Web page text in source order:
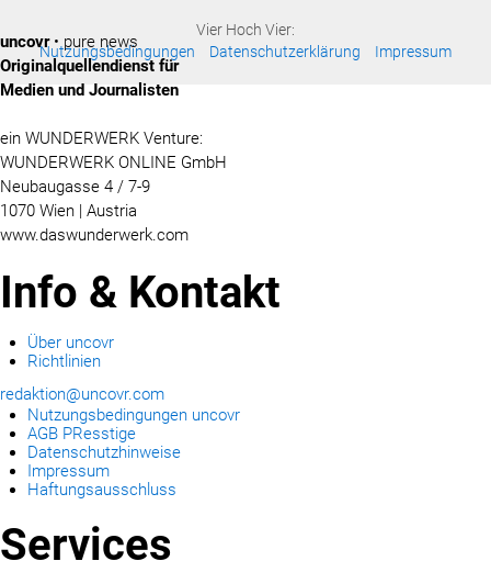
Vier Hoch Vier:
Nutzungsbedingungen
Datenschutzerklärung Impressum
uncovr• pure news
Originalquellendienst für
Medien und Journalisten
ein WUNDERWERK Venture:
WUNDERWERK ONLINE GmbH
Neubaugasse 4 / 7-9
1070 Wien | Austria
www.daswunderwerk.com
Info & Kontakt
Über uncovr
Richtlinien
redaktion@uncovr.com
Nutzungsbedingungen uncovr
AGB PResstige
Datenschutzhinweise
Impressum
Haftungsausschluss
Services